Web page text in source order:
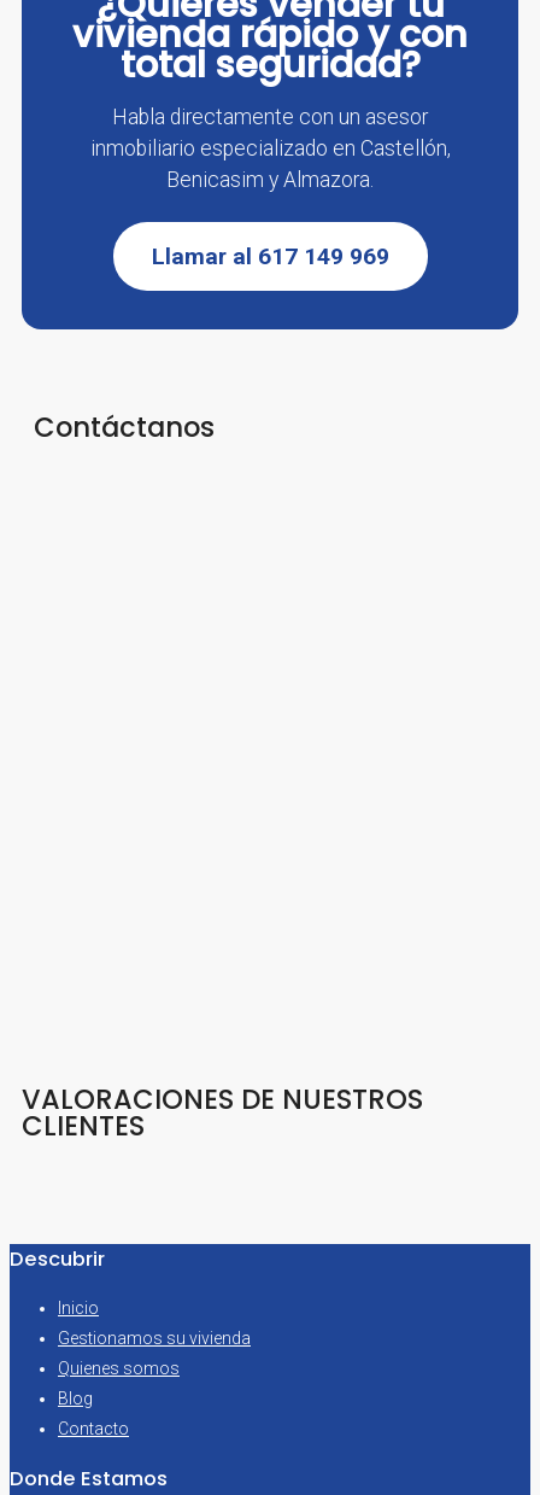
vivienda rápido y con
total seguridad?
Habla directamente con un asesor
inmobiliario especializado en Castellón,
Benicasim y Almazora.
Llamar al 617 149 969
Contáctanos
VALORACIONES DE NUESTROS
CLIENTES
Descubrir
Inicio
Gestionamos su vivienda
Quienes somos
Blog
Contacto
Donde Estamos